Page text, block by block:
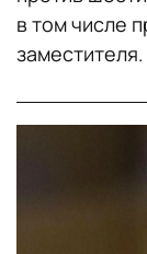
в том числе
заместителя.